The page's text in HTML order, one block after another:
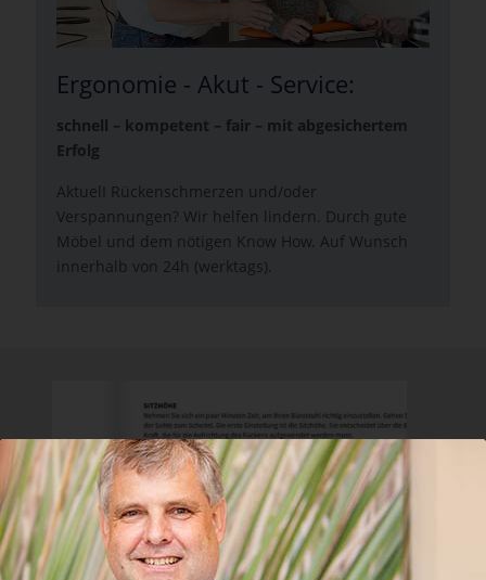
Ergonomie - Akut - Service:
schnell – kompetent – fair – mit abgesichertem
Erfolg
AktuelI Rückenschmerzen und/oder
Verspannungen? Wir helfen lindern. Durch gute
Möbel und dem nötigen Know How. Auf Wunsch
innerhalb von 24h (werktags).